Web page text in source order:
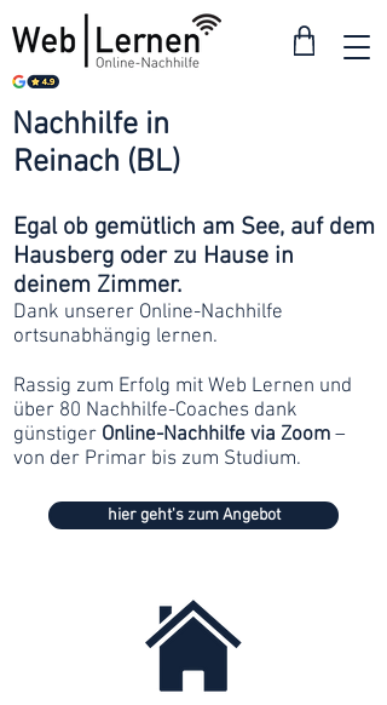
Reinach (BL)
Nachhilfe in
Egal ob gemütlich am See, auf dem
Hausberg oder zu Hause in
deinem Zimmer.
Dank unserer Online-Nachhilfe
ortsunabhängig lernen.
Rassig zum Erfolg mit Web Lernen und
über 80 Nachhilfe-Coaches dank
günstiger Online-Nachhilfe via Zoom –
von der Primar bis zum Studium.
hier geht's zum Angebot